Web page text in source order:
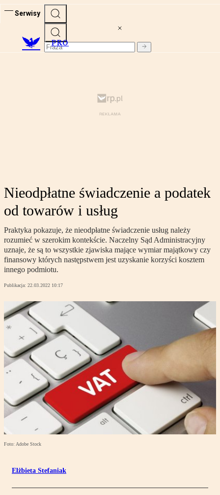
Serwisy
PRO
Nieodpłatne świadczenie a podatek
od towarów i usług
Praktyka pokazuje, że nieodpłatne świadczenie usług należy
rozumieć w szerokim kontekście. Naczelny Sąd Administracyjny
uznaje, że są to wszystkie zjawiska mające wymiar majątkowy czy
finansowy których następstwem jest uzyskanie korzyści kosztem
innego podmiotu.
Publikacja: 22.03.2022 10:17
Foto: Adobe Stock
Elżbieta Stefaniak